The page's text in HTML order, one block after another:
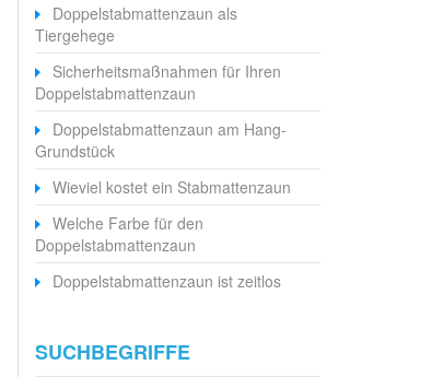
Doppelstabmattenzaun als
Tiergehege
Sicherheitsmaßnahmen für Ihren
Doppelstabmattenzaun
Doppelstabmattenzaun am Hang-
Grundstück
Wieviel kostet ein Stabmattenzaun
Welche Farbe für den
Doppelstabmattenzaun
Doppelstabmattenzaun ist zeitlos
SUCHBEGRIFFE